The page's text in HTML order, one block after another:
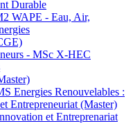
Durable
WAPE - Eau, Air,
- MSc X-HEC
Energies Renouvelables :
Entrepreneuriat (Master)
et Entreprenariat